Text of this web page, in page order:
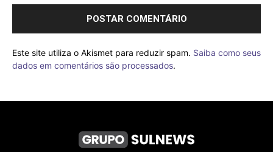
Este site utiliza o Akismet para reduzir spam. Saiba como seus
dados em comentários são processados.